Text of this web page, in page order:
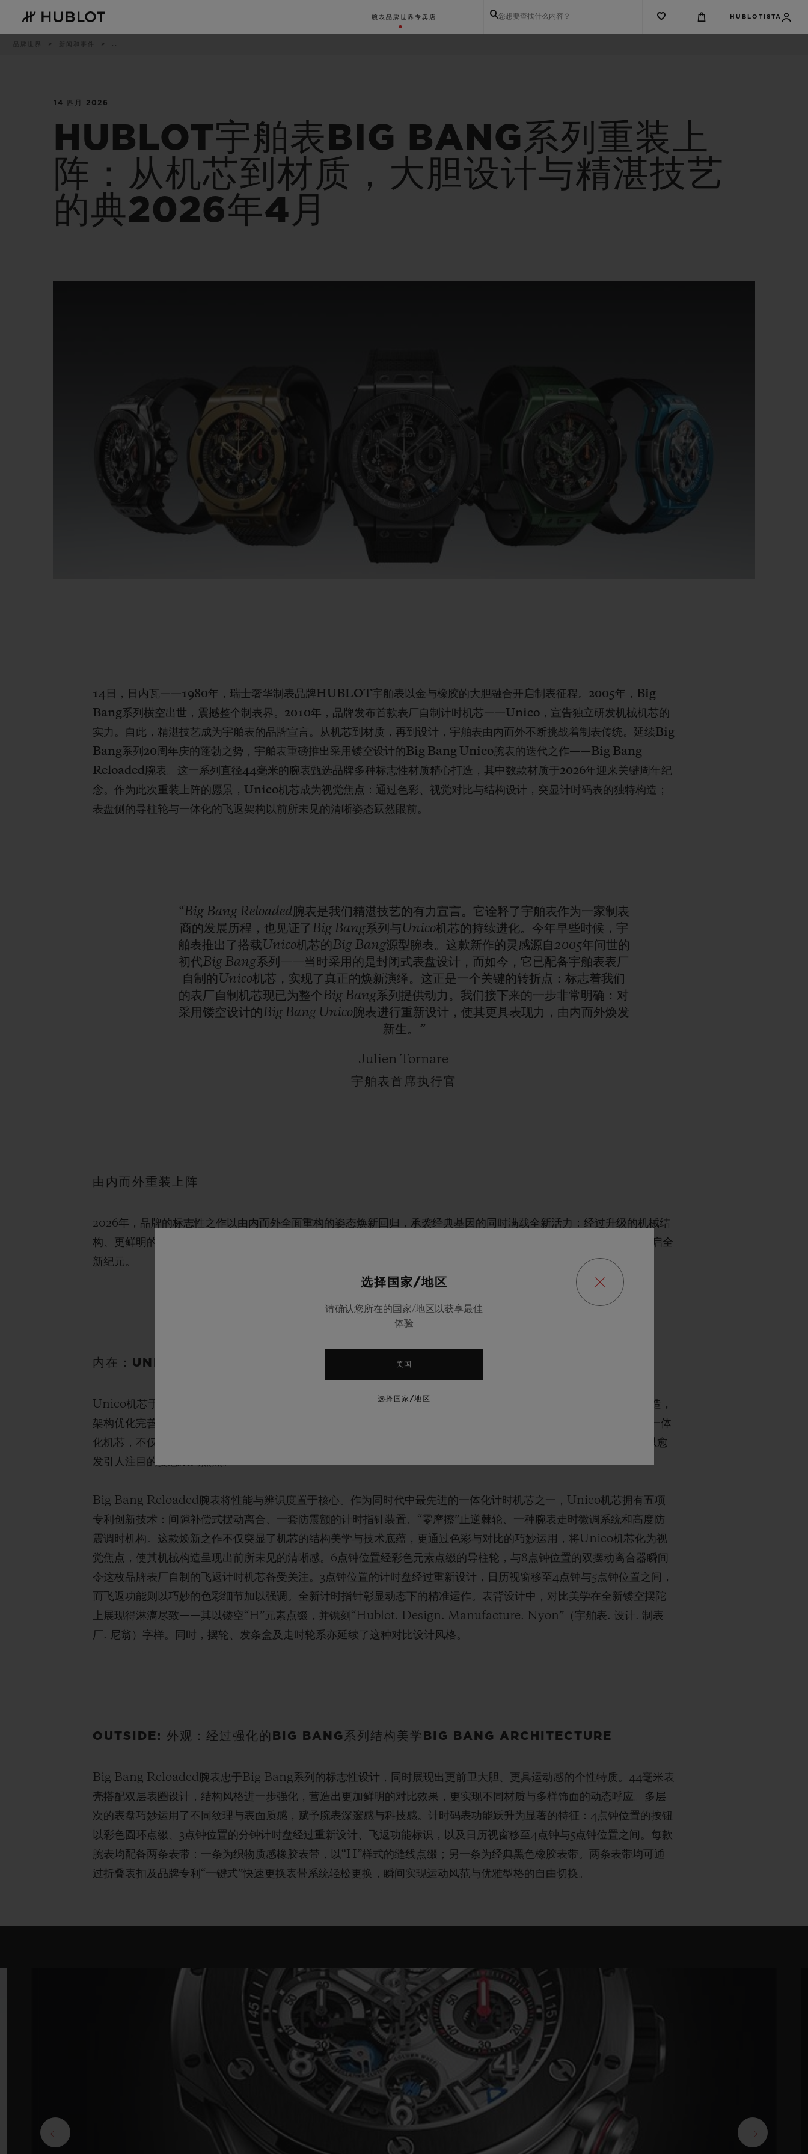
main
content
腕表 品牌世界 专卖店 您想要查找什么内容？ HUBLOTISTA
品牌世界 新闻和事件 ..
14 四月 2026
HUBLOT宇舶表BIG BANG系列重装上
阵：从机芯到材质，大胆设计与精湛技艺
的典2026年4月
14日，日内瓦——1980年，瑞士奢华制表品牌HUBLOT宇舶表以金与橡胶的大胆融合开启制表征程。2005年，Big
Bang系列横空出世，震撼整个制表界。2010年，品牌发布首款表厂自制计时机芯——Unico，宣告独立研发机械机芯的
实力。自此，精湛技艺成为宇舶表的品牌宣言。从机芯到材质，再到设计，宇舶表由内而外不断挑战着制表传统。延续Big
Bang系列20周年庆的蓬勃之势，宇舶表重磅推出采用镂空设计的Big Bang Unico腕表的迭代之作——Big Bang
Reloaded腕表。这一系列直径44毫米的腕表甄选品牌多种标志性材质精心打造，其中数款材质于2026年迎来关键周年纪
念。作为此次重装上阵的愿景，Unico机芯成为视觉焦点：通过色彩、视觉对比与结构设计，突显计时码表的独特构造；
表盘侧的导柱轮与一体化的飞返架构以前所未见的清晰姿态跃然眼前。
“Big Bang Reloaded腕表是我们精湛技艺的有力宣言。它诠释了宇舶表作为一家制表
商的发展历程，也见证了Big Bang系列与Unico机芯的持续进化。今年早些时候，宇
舶表推出了搭载Unico机芯的Big Bang源型腕表。这款新作的灵感源自2005年问世的
初代Big Bang系列——当时采用的是封闭式表盘设计，而如今，它已配备宇舶表表厂
自制的Unico机芯，实现了真正的焕新演绎。这正是一个关键的转折点：标志着我们
的表厂自制机芯现已为整个Big Bang系列提供动力。我们接下来的一步非常明确：对
采用镂空设计的Big Bang Unico腕表进行重新设计，使其更具表现力，由内而外焕发
新生。”
Julien Tornare
宇舶表首席执行官
由内而外重装上阵
2026年，品牌的标志性之作以由内而外全面重构的姿态焕新回归，承袭经典基因的同时满载全新活力：经过升级的机械结
构、更鲜明的设计语言与更强烈的品牌特质。承袭Big Bang系列与Unico机芯之精髓，Big Bang Reloaded腕表开启全
新纪元。
内在：UNICO机芯
Unico机芯于2010年问世，当时宇舶表的制表厂落成仅一年。自诞生以来，这款机芯持续迭代演进：部件经过重新改造，
架构优化完善，尺寸比例亦得到细致调整。2018年，Unico机芯经过重新设计，成为基础机芯与计时模块融合的完全一体
化机芯，不仅实现性能跃升，更精简了尺寸，以适配多种表壳。在问世16年后，这款机芯的更新迭代仍在继续，如今以愈
发引人注目的姿态成为焦点。
Big Bang Reloaded腕表将性能与辨识度置于核心。作为同时代中最先进的一体化计时机芯之一，Unico机芯拥有五项
专利创新技术：间隙补偿式摆动离合、一套防震颤的计时指针装置、“零摩擦”止逆棘轮、一种腕表走时微调系统和高度防
震调时机构。这款焕新之作不仅突显了机芯的结构美学与技术底蕴，更通过色彩与对比的巧妙运用，将Unico机芯化为视
觉焦点，使其机械构造呈现出前所未见的清晰感。6点钟位置经彩色元素点缀的导柱轮，与8点钟位置的双摆动离合器瞬间
令这枚品牌表厂自制的飞返计时机芯备受关注。3点钟位置的计时盘经过重新设计，日历视窗移至4点钟与5点钟位置之间，
而飞返功能则以巧妙的色彩细节加以强调。全新计时指针彰显动态下的精准运作。表背设计中，对比美学在全新镂空摆陀
上展现得淋漓尽致——其以镂空“H”元素点缀，并镌刻“Hublot. Design. Manufacture. Nyon”（宇舶表. 设计. 制表
厂. 尼翁）字样。同时，摆轮、发条盒及走时轮系亦延续了这种对比设计风格。
OUTSIDE: 外观：经过强化的BIG BANG系列结构美学BIG BANG ARCHITECTURE
Big Bang Reloaded腕表忠于Big Bang系列的标志性设计，同时展现出更前卫大胆、更具运动感的个性特质。44毫米表
壳搭配双层表圈设计，结构风格进一步强化，营造出更加鲜明的对比效果，更实现不同材质与多样饰面的动态呼应。多层
次的表盘巧妙运用了不同纹理与表面质感，赋予腕表深邃感与科技感。计时码表功能跃升为显著的特征：4点钟位置的按钮
以彩色圆环点缀、3点钟位置的分钟计时盘经过重新设计、飞返功能标识，以及日历视窗移至4点钟与5点钟位置之间。每款
腕表均配备两条表带：一条为织物质感橡胶表带，以“H”样式的缝线点缀；另一条为经典黑色橡胶表带。两条表带均可通
过折叠表扣及品牌专利“一键式”快速更换表带系统轻松更换，瞬间实现运动风范与优雅型格的自由切换。
选择国家/地区
请确认您所在的国家/地区以获享最佳
体验
美国
选择国家/地区
最近搜索
无最近搜索记录
联系我们